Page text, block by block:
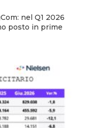
nel Q1 2026
posto in prime